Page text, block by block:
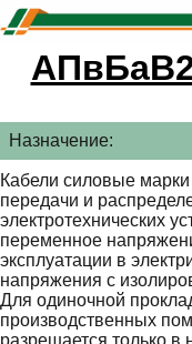
Назначение:
Кабели силовые
передачи и
электротехнических
переменное
эксплуатации в
напряжения с
Для одиночной
производственных